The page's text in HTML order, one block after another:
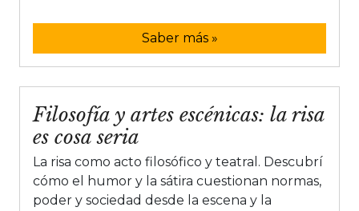
Saber más »
Filosofía y artes escénicas: la risa
es cosa seria
La risa como acto filosófico y teatral. Descubrí
cómo el humor y la sátira cuestionan normas,
poder y sociedad desde la escena y la